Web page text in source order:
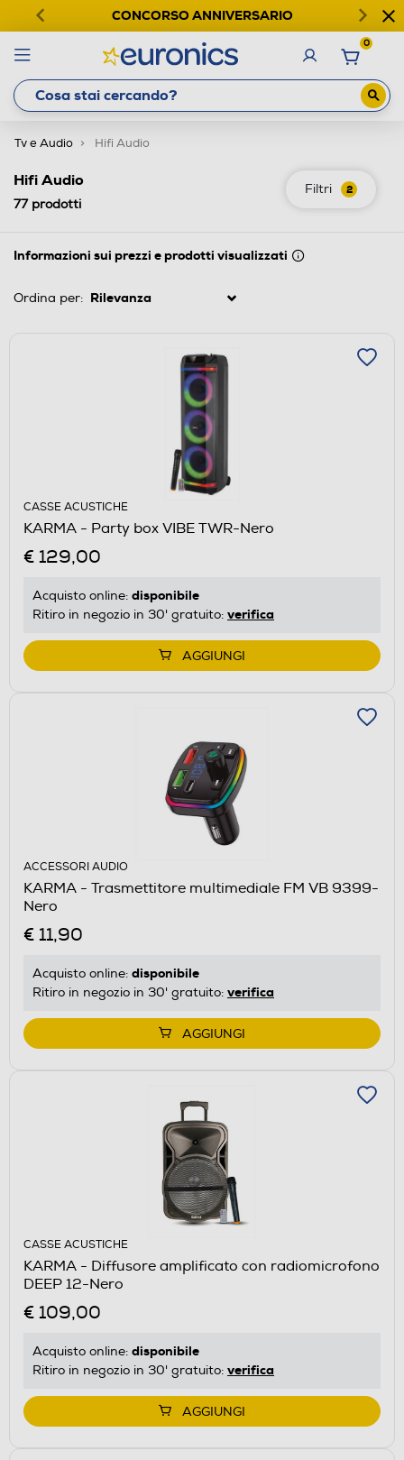
CONCORSO ANNIVERSARIO
0
Tv e Audio Hifi Audio
Filtri 2
Hifi Audio
77prodotti
Informazioni sui prezzi e prodotti visualizzati
Ordina per:
CASSE ACUSTICHE
KARMA - Party box VIBE TWR-Nero
€ 129,00
Acquisto online: disponibile
Ritiro in negozio in 30' gratuito: verifica
AGGIUNGI
ACCESSORI AUDIO
KARMA - Trasmettitore multimediale FM VB 9399-
Nero
€ 11,90
Acquisto online: disponibile
Ritiro in negozio in 30' gratuito: verifica
AGGIUNGI
CASSE ACUSTICHE
KARMA - Diffusore amplificato con radiomicrofono
DEEP 12-Nero
€ 109,00
Acquisto online: disponibile
Ritiro in negozio in 30' gratuito: verifica
AGGIUNGI